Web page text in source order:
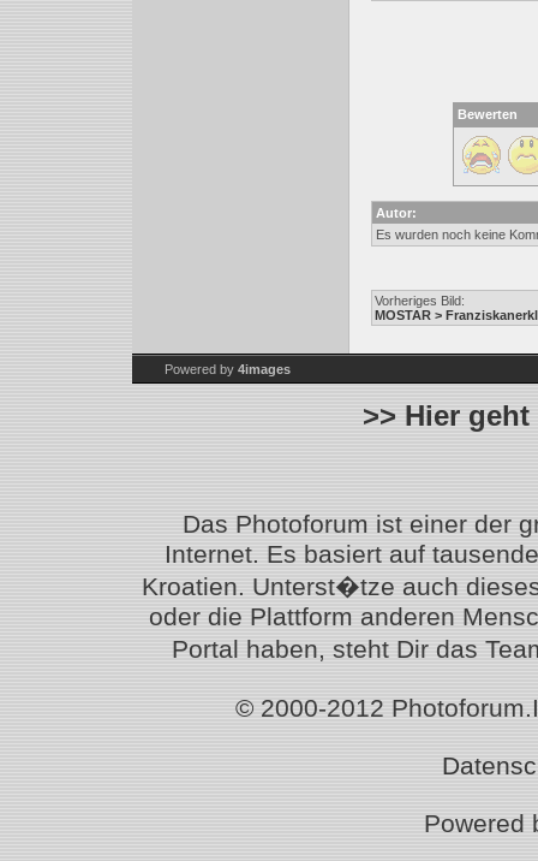
Bewerten
Autor:
Es wurden noch keine
Vorheriges Bild:
MOSTAR >
Powered by 4images
>> Hier
Das Photoforum ist einer der
Internet. Es basiert auf
Kroatien. Unterst�tze auch
oder die Plattform anderen
Portal haben, steht Dir das
© 2000-2012
Powered